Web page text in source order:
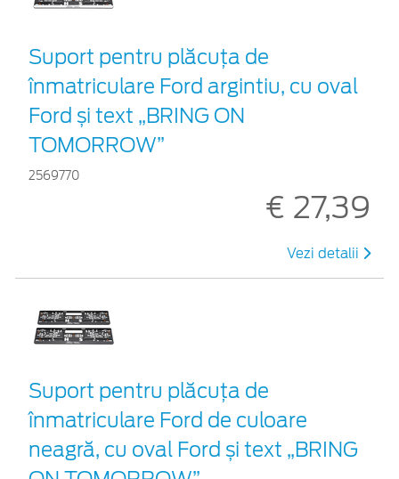
Suport pentru plăcuța de
înmatriculare Ford argintiu, cu oval
Ford și text „BRING ON
TOMORROW”
2569770
€ 27,39
Vezi detalii
Suport pentru plăcuța de
înmatriculare Ford de culoare
neagră, cu oval Ford și text „BRING